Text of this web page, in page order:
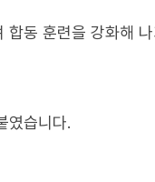
합동 훈련을 강화해
였습니다.